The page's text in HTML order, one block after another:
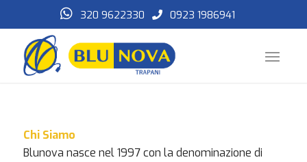
320 9622330 0923 1986941
Chi Siamo
Blunova nasce nel 1997 con la denominazione di